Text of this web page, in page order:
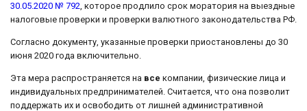
30.05.2020 № 792, которое продлило срок моратория на выездные
налоговые проверки и проверки валютного законодательства РФ.
Согласно документу, указанные проверки приостановлены до 30
июня 2020 года включительно.
Эта мера распространяется на все компании, физические лица и
индивидуальных предпринимателей. Считается, что она позволит
поддержать их и освободить от лишней административной